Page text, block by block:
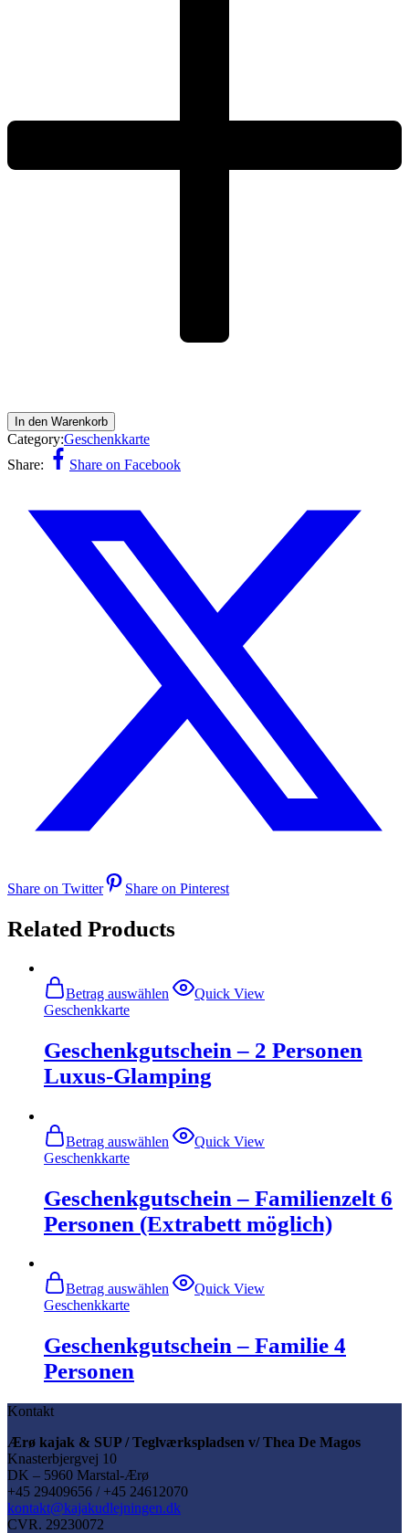
In den Warenkorb
Category:Geschenkkarte
Share:
Share on Facebook
Share on Twitter Share on Pinterest
Related Products
Betrag auswählen
Quick View
Geschenkkarte
Geschenkgutschein – 2 Personen
Luxus-Glamping
Betrag auswählen
Quick View
Geschenkkarte
Geschenkgutschein – Familienzelt 6
Personen (Extrabett möglich)
Betrag auswählen
Quick View
Geschenkkarte
Geschenkgutschein – Familie 4
Personen
Kontakt
Ærø kajak & SUP / Teglværkspladsen v/ Thea De Magos
Knasterbjergvej 10
DK – 5960 Marstal-Ærø
+45 29409656 / +45 24612070
kontakt@kajakudlejningen.dk
CVR. 29230072